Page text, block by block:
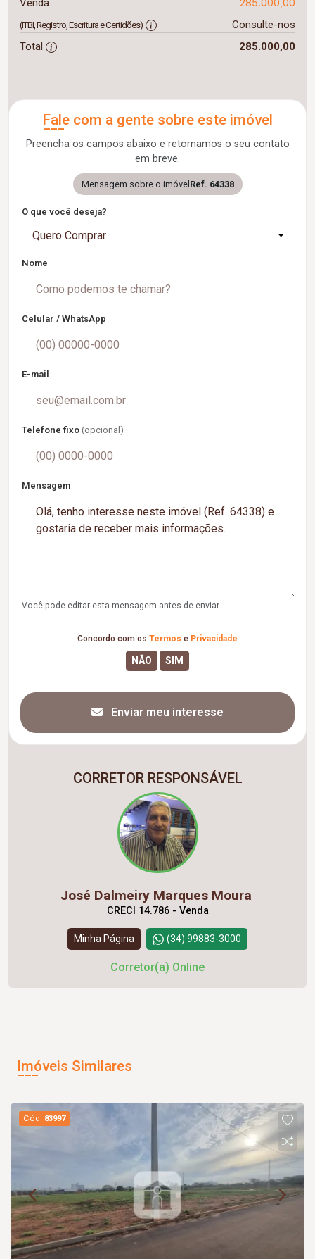
Venda
(ITBI, Registro, Escritura e Certidões)
Consulte-nos
Total
285.000,00
Fale com a gente sobre este imóvel
Preencha os campos abaixo e retornamos o seu contato
em breve.
Mensagem sobre o imóvel Ref. 64338
O que você deseja?
Quero Comprar
Nome
Celular / WhatsApp
E-mail
Telefone fixo (opcional)
Mensagem
Você pode editar esta mensagem antes de enviar.
Concordo com os Termos e Privacidade
Enviar meu interesse
CORRETOR RESPONSÁVEL
José Dalmeiry Marques Moura
CRECI 14.786 - Venda
Minha Página (34) 99883-3000
Corretor(a) Online
Imóveis Similares
Cód. 83997